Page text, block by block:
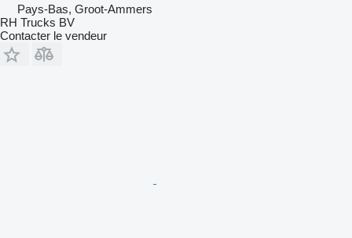
Pays-Bas, Groot-Ammers
RH Trucks BV
Contacter le vendeur